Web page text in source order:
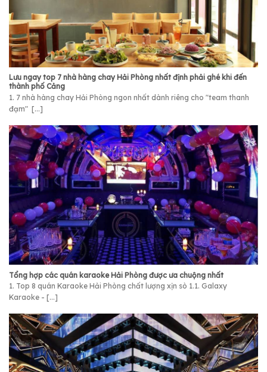
Lưu ngay top 7 nhà hàng chay Hải Phòng nhất định phải ghé khi đến
thành phố Cảng
1. 7 nhà hàng chay Hải Phòng ngon nhất dành riêng cho "team thanh
đạm" [...]
Tổng hợp các quán karaoke Hải Phòng được ưa chuộng nhất
1. Top 8 quán Karaoke Hải Phòng chất lượng xịn sò 1.1. Galaxy
Karaoke - [...]